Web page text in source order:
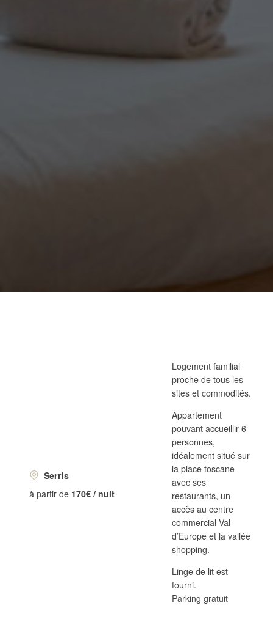
Serris
à partir de 170€ / nuit
Logement familial
proche de tous les
sites et commodités.
Appartement
pouvant accueillir 6
personnes,
idéalement situé sur
la place toscane
avec ses
restaurants, un
accès au centre
commercial Val
d’Europe et la vallée
shopping.
Linge de lit est
fourni.
Parking gratuit